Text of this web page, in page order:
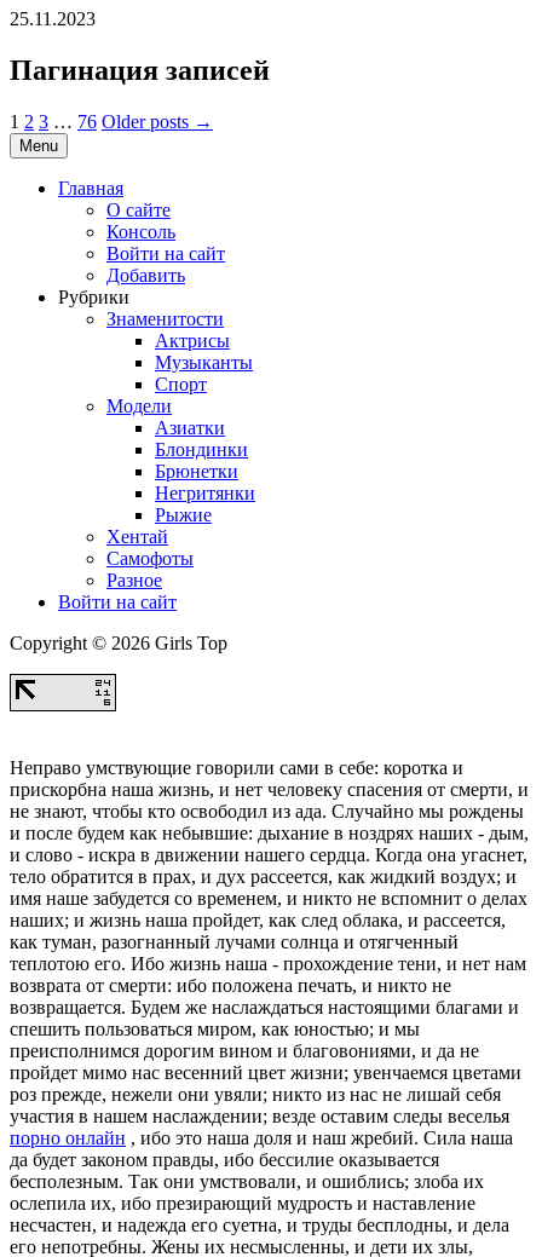
25.11.2023
Пагинация записей
1 2 3 … 76 Older posts →
Menu
Главная
О сайте
Консоль
Войти на сайт
Добавить
Рубрики
Знаменитости
Актрисы
Музыканты
Спорт
Модели
Азиатки
Блондинки
Брюнетки
Негритянки
Рыжие
Хентай
Самофоты
Разное
Войти на сайт
Copyright © 2026 Girls Top
Неправо умствующие говорили сами в себе: коротка и
прискорбна наша жизнь, и нет человеку спасения от смерти, и
не знают, чтобы кто освободил из ада. Случайно мы рождены
и после будем как небывшие: дыхание в ноздрях наших - дым,
и слово - искра в движении нашего сердца. Когда она угаснет,
тело обратится в прах, и дух рассеется, как жидкий воздух; и
имя наше забудется со временем, и никто не вспомнит о делах
наших; и жизнь наша пройдет, как след облака, и рассеется,
как туман, разогнанный лучами солнца и отягченный
теплотою его. Ибо жизнь наша - прохождение тени, и нет нам
возврата от смерти: ибо положена печать, и никто не
возвращается. Будем же наслаждаться настоящими благами и
спешить пользоваться миром, как юностью; и мы
преисполнимся дорогим вином и благовониями, и да не
пройдет мимо нас весенний цвет жизни; увенчаемся цветами
роз прежде, нежели они увяли; никто из нас не лишай себя
участия в нашем наслаждении; везде оставим следы веселья
порно онлайн , ибо это наша доля и наш жребий. Сила наша
да будет законом правды, ибо бессилие оказывается
бесполезным. Так они умствовали, и ошиблись; злоба их
ослепила их, ибо презирающий мудрость и наставление
несчастен, и надежда его суетна, и труды бесплодны, и дела
его непотребны. Жены их несмысленны, и дети их злы,